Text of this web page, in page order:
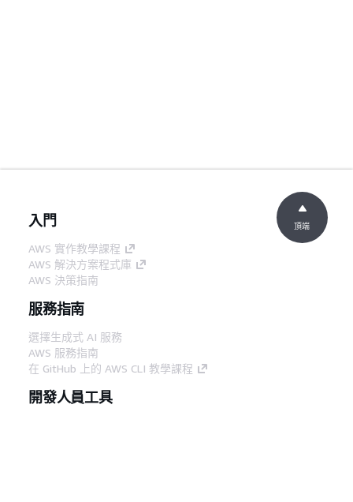
入門
AWS 實作教學課程
AWS 解決方案程式庫
AWS 決策指南
服務指南
選擇生成式 AI 服務
AWS 服務指南
在 GitHub 上的 AWS CLI 教學課程
開發人員工具
頂端